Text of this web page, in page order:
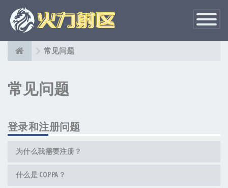
切
换
导
常见问题
常见问题
登录和注册问题
为什么我需要注册？
什么是 COPPA？